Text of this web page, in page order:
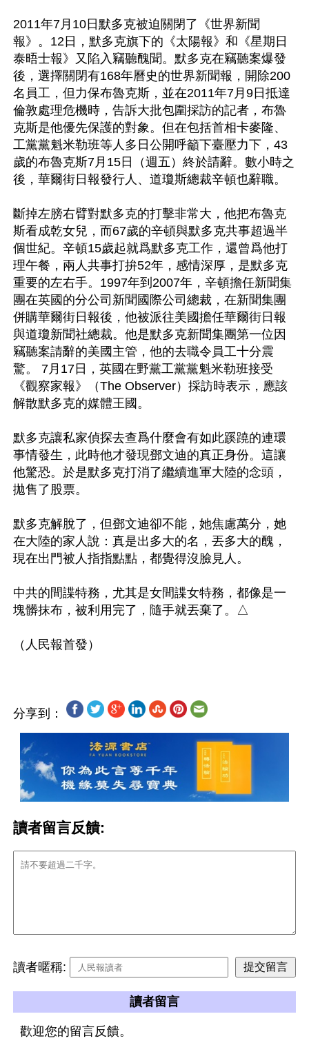
2011年7月10日默多克被迫關閉了《世界新聞
報》。12日，默多克旗下的《太陽報》和《星期日
泰晤士報》又陷入竊聽醜聞。默多克在竊聽案爆發
後，選擇關閉有168年曆史的世界新聞報，開除200
名員工，但力保布魯克斯，並在2011年7月9日抵達
倫敦處理危機時，告訴大批包圍採訪的記者，布魯
克斯是他優先保護的對象。但在包括首相卡麥隆、
工黨黨魁米勒班等人多日公開呼籲下臺壓力下，43
歲的布魯克斯7月15日（週五）終於請辭。數小時之
後，華爾街日報發行人、道瓊斯總裁辛頓也辭職。
斷掉左膀右臂對默多克的打擊非常大，他把布魯克
斯看成乾女兒，而67歲的辛頓與默多克共事超過半
個世紀。辛頓15歲起就爲默多克工作，還曾爲他打
理午餐，兩人共事打拚52年，感情深厚，是默多克
重要的左右手。1997年到2007年，辛頓擔任新聞集
團在英國的分公司新聞國際公司總裁，在新聞集團
併購華爾街日報後，他被派往美國擔任華爾街日報
與道瓊新聞社總裁。他是默多克新聞集團第一位因
竊聽案請辭的美國主管，他的去職令員工十分震
驚。 7月17日，英國在野黨工黨黨魁米勒班接受
《觀察家報》（The Observer）採訪時表示，應該
解散默多克的媒體王國。
默多克讓私家偵探去查爲什麼會有如此蹊蹺的連環
事情發生，此時他才發現鄧文迪的真正身份。這讓
他驚恐。於是默多克打消了繼續進軍大陸的念頭，
拋售了股票。
默多克解脫了，但鄧文迪卻不能，她焦慮萬分，她
在大陸的家人說：真是出多大的名，丟多大的醜，
現在出門被人指指點點，都覺得沒臉見人。
中共的間諜特務，尤其是女間諜女特務，都像是一
塊髒抹布，被利用完了，隨手就丟棄了。△
分享到：
讀者留言反饋:
讀者暱稱:
讀者留言
歡迎您的留言反饋。